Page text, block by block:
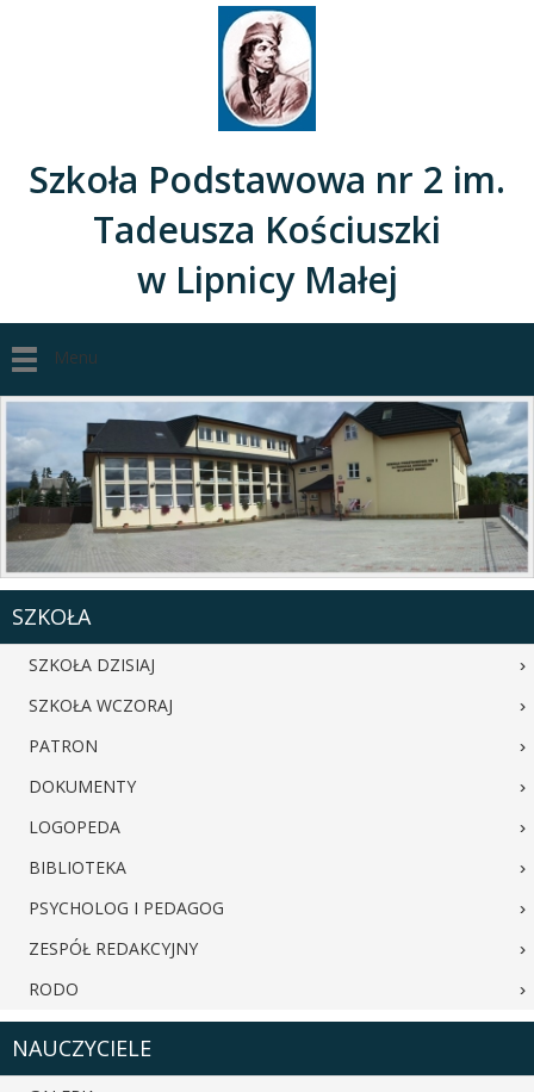
Szkoła Podstawowa nr 2 im.
Tadeusza Kościuszki
w Lipnicy Małej
Menu
SZKOŁA
SZKOŁA DZISIAJ
SZKOŁA WCZORAJ
PATRON
DOKUMENTY
LOGOPEDA
BIBLIOTEKA
PSYCHOLOG I PEDAGOG
ZESPÓŁ REDAKCYJNY
RODO
NAUCZYCIELE